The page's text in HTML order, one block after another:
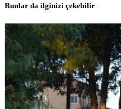
Bunlar da ilginizi çekebilir